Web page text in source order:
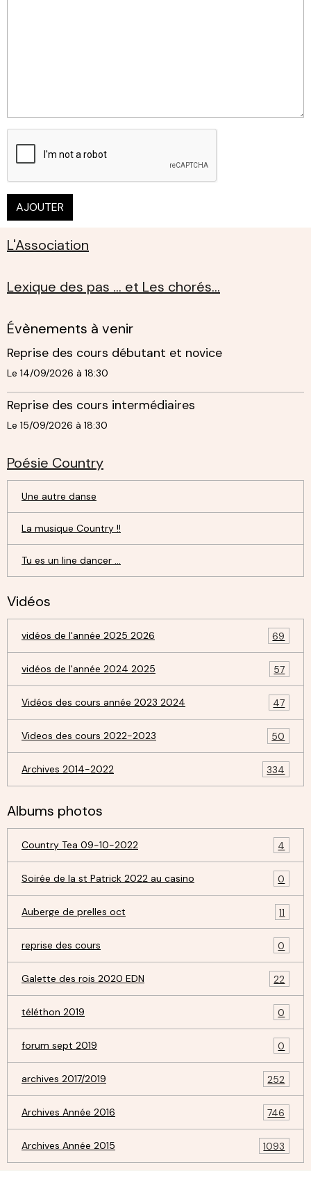
AJOUTER
L'Association
Lexique des pas ... et Les chorés...
Évènements à venir
Reprise des cours débutant et novice
Le 14/09/2026 à 18:30
Reprise des cours intermédiaires
Le 15/09/2026 à 18:30
Poésie Country
Une autre danse
La musique Country !!
Tu es un line dancer ...
Vidéos
vidéos de l'année 2025 2026 69
vidéos de l'année 2024 2025 57
Vidéos des cours année 2023 2024 47
Videos des cours 2022-2023 50
Archives 2014-2022 334
Albums photos
Country Tea 09-10-2022 4
Soirée de la st Patrick 2022 au casino 0
Auberge de prelles oct 11
reprise des cours 0
Galette des rois 2020 EDN 22
téléthon 2019 0
forum sept 2019 0
archives 2017/2019 252
Archives Année 2016 746
Archives Année 2015 1093